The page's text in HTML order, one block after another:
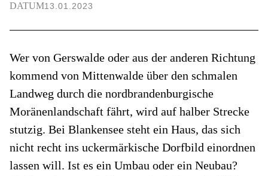
DATUM13.01.2023
Wer von Gerswalde oder aus der anderen Richtung
kommend von Mittenwalde über den schmalen
Landweg durch die nordbrandenburgische
Moränenlandschaft fährt, wird auf halber Strecke
stutzig. Bei Blankensee steht ein Haus, das sich
nicht recht ins uckermärkische Dorfbild einordnen
lassen will. Ist es ein Umbau oder ein Neubau?